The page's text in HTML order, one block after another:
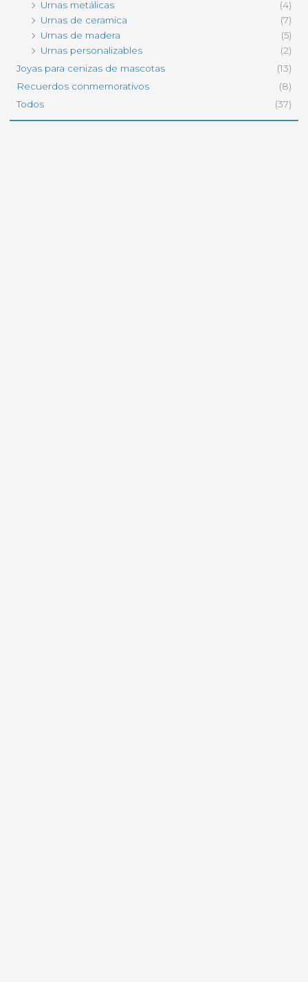
Urnas metálicas
(4)
Urnas de ceramica
(7)
Urnas de madera
(5)
Urnas personalizables
(2)
Joyas para cenizas de mascotas
(13)
Recuerdos conmemorativos
(8)
Todos
(37)